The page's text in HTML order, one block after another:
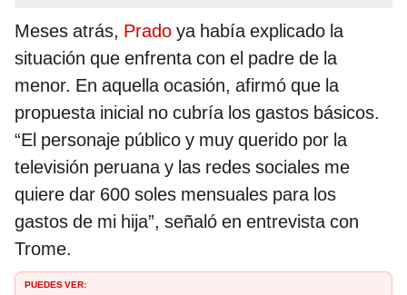
Meses atrás, Prado ya había explicado la
situación que enfrenta con el padre de la
menor. En aquella ocasión, afirmó que la
propuesta inicial no cubría los gastos básicos.
“El personaje público y muy querido por la
televisión peruana y las redes sociales me
quiere dar 600 soles mensuales para los
gastos de mi hija”, señaló en entrevista con
Trome.
PUEDES VER: